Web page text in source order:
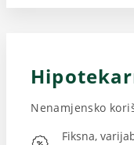
Nenamjensko
Fiksna,